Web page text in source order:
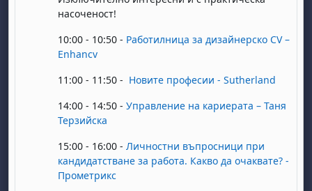
насоченост!
10:00 - 10:50 - Работилница за дизайнерско СV –
Enhancv
11:00 - 11:50 - Новите професии - Sutherland
14:00 - 14:50 - Управление на кариерата – Таня
Терзийска
15:00 - 16:00 - Личностни въпросници при
кандидатстване за работа. Какво да очаквате? -
Прометрикс